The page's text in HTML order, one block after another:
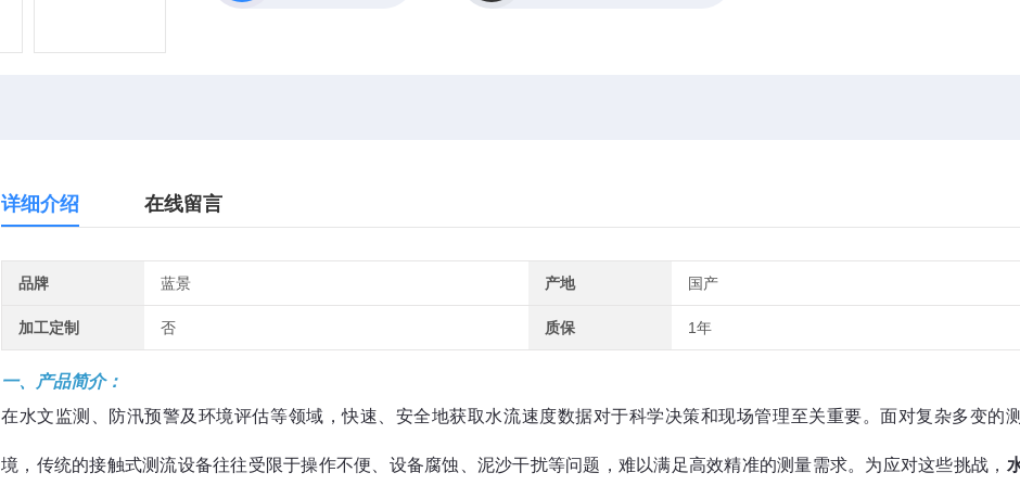
详细介绍 在线留言
品牌 蓝景 产地 国产
加工定制 否 质保 1年
一、产品简介：
在水文监测、防汛预警及环境评估等领域，快速、安全地获取水流速度数据对于科学决策和现场管理至关重要。面对复杂多变的
境，传统的接触式测流设备往往受限于操作不便、设备腐蚀、泥沙干扰等问题，难以满足高效精准的测量需求。为应对这些挑战，